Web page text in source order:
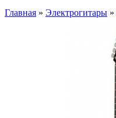
Главная » Электрогитары »